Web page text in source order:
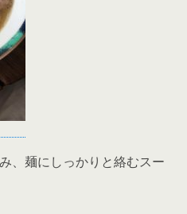
、麺にしっかりと絡むスー